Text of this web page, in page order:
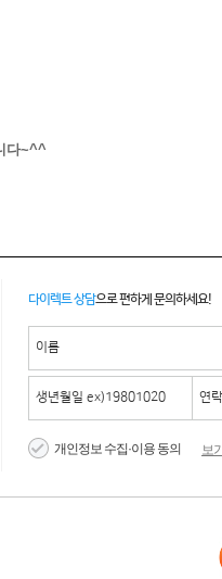
다~^^
다이렉트 상담으로 편하게 문의하세요!
개인정보 수집·이용 동의 보기